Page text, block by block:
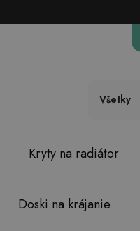
Všetky
Kryty na radiátor
Doski na krájanie